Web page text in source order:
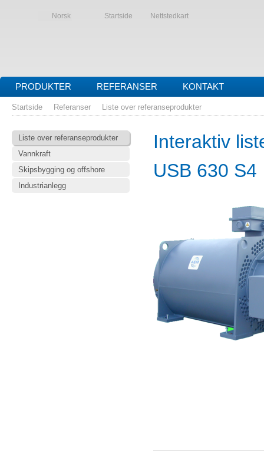
Norsk Startside Nettstedkart
PRODUKTER REFERANSER KONTAKT
Startside Referanser Liste over referanseprodukter
Liste over referanseprodukter
Vannkraft
Skipsbygging og offshore
Industrianlegg
Interaktiv
USB 630 S4